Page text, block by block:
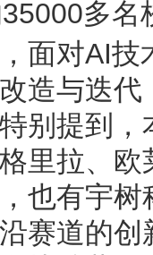
多名
面对AI
造与迭
别提到
里拉、
也有宇
赛道的